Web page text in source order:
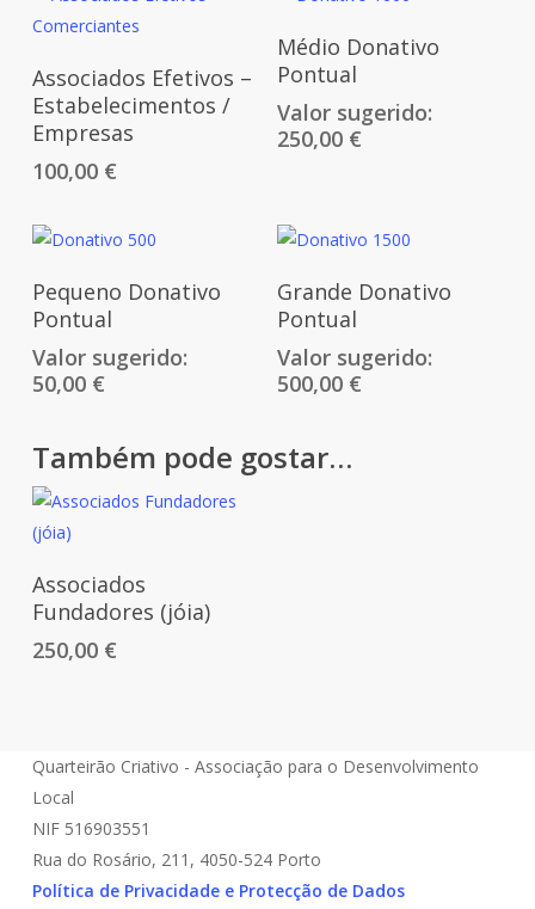
Adicionar
Associados Efetivos –
Estabelecimentos /
Empresas
100,00 €
Adicionar
Médio Donativo
Pontual
Valor sugerido:
250,00 €
Adicionar
Pequeno Donativo
Pontual
Valor sugerido:
50,00 €
Adicionar
Grande Donativo
Pontual
Valor sugerido:
500,00 €
Também pode gostar…
Adicionar
Associados
Fundadores (jóia)
250,00 €
Quarteirão Criativo - Associação para o Desenvolvimento
Local
NIF 516903551
Rua do Rosário, 211, 4050-524 Porto
Política de Privacidade e Protecção de Dados